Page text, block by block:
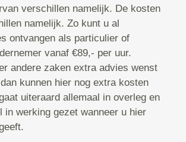
verschillen namelijk. De kosten
namelijk. Zo kunt u al
ontvangen als particulier of
vanaf €89,- per uur.
andere zaken extra advies wenst
kunnen hier nog extra kosten
uiteraard allemaal in overleg en
in werking gezet wanneer u hier